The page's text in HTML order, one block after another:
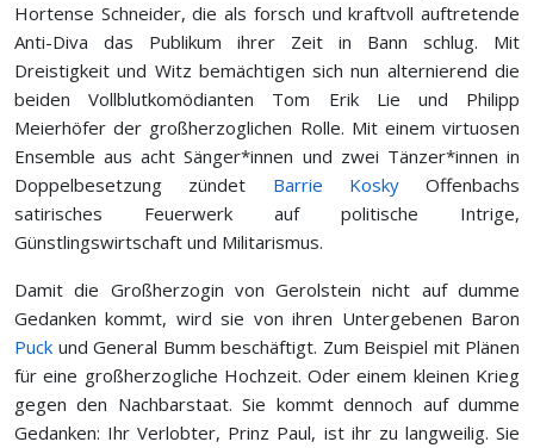
Hortense Schneider, die als forsch und kraftvoll auftretende
Anti-Diva das Publikum ihrer Zeit in Bann schlug. Mit
Dreistigkeit und Witz bemächtigen sich nun alternierend die
beiden Vollblutkomödianten Tom Erik Lie und Philipp
Meierhöfer der großherzoglichen Rolle. Mit einem virtuosen
Ensemble aus acht Sänger*innen und zwei Tänzer*innen in
Doppelbesetzung zündet Barrie KoskyOffenbachs
satirisches Feuerwerk auf politische Intrige,
Günstlingswirtschaft und Militarismus.
Damit die Großherzogin von Gerolstein nicht auf dumme
Gedanken kommt, wird sie von ihren Untergebenen Baron
Puck und General Bumm beschäftigt. Zum Beispiel mit Plänen
für eine großherzogliche Hochzeit. Oder einem kleinen Krieg
gegen den Nachbarstaat. Sie kommt dennoch auf dumme
Gedanken: Ihr Verlobter, Prinz Paul, ist ihr zu langweilig. Sie